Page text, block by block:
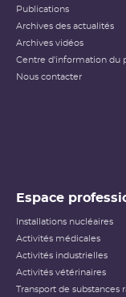
Publications
Archives des actualités
Archives vidéos
Centre d'information du
Nous contacter
Espace
Installations nucléaires
Activités médicales
Activités industrielles
Activités vétérinaires
Transport de substances